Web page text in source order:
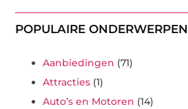
POPULAIRE ONDERWERPEN
Aanbiedingen (71)
Attracties (1)
Auto’s en Motoren (14)